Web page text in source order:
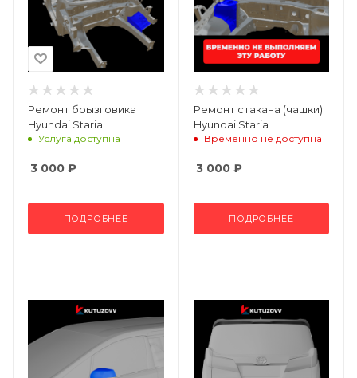
Ремонт брызговика
Hyundai Staria
Услуга доступна
3 000 ₽
ПОДРОБНЕЕ
Ремонт стакана (чашки)
Hyundai Staria
Временно не доступна
3 000₽
ПОДРОБНЕЕ